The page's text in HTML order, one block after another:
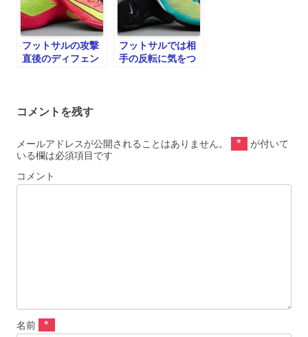
フットサルの攻撃
直後のディフェン
フットサルでは相
手の反転に気をつ
コメントを残す
メールアドレスが公開されることはありません。 *
が付いて
いる欄は必須項目です
コメント
名前 *